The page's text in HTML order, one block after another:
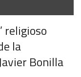
religioso
la
Bonilla